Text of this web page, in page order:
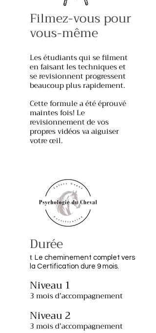
Filmez-vous pour
vous-même
Les étudiants qui se filment
en faisant les techniques et
se revisionnent progressent
beaucoup plus rapidement.
Cette formule a été éprouvé
maintes fois! Le
revisionnement de vos
propres vidéos va aiguiser
votre œil.
Durée
t Le cheminement complet vers
la Certification dure 9 mois.
​Niveau 1
3 mois d’accompagnement
Niveau 2
3 mois d’accompagnement